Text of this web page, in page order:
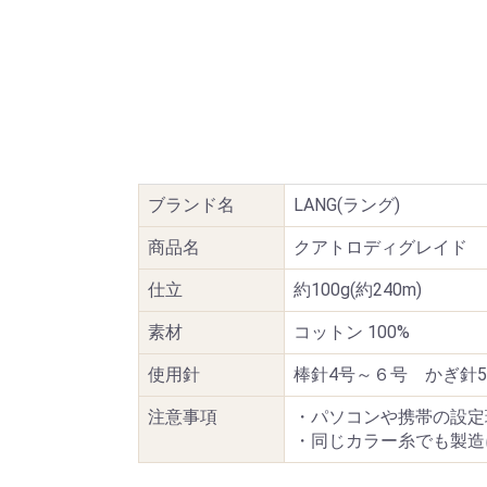
ブランド名 LANG(ラング)
商品名 クアトロディグレイド
仕立 約100g(約240m)
素材 コットン 100%
使用針 棒針4号～６号 かぎ針
注意事項
・パソコンや携帯の設
・同じカラー糸でも製